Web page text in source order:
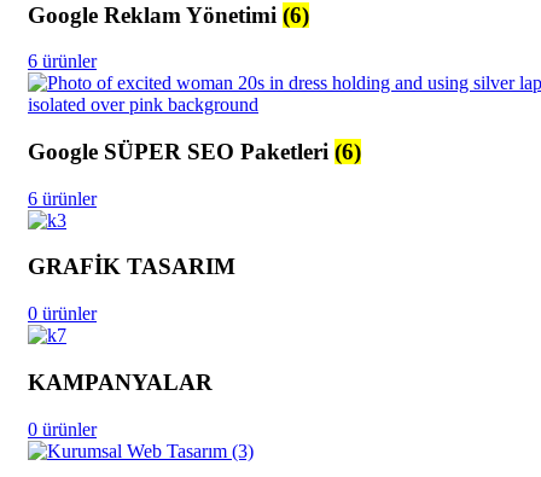
Google Reklam Yönetimi (6)
6 ürünler
Google SÜPER SEO Paketleri (6)
6 ürünler
GRAFİK TASARIM
0 ürünler
KAMPANYALAR
0 ürünler